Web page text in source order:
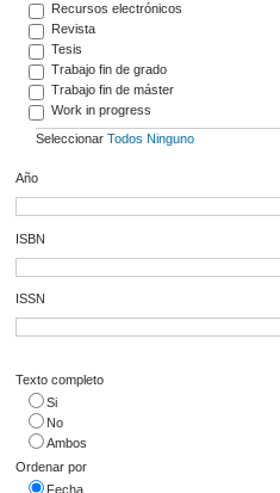
Recursos electrónicos
Revista
Tesis
Trabajo fin de grado
Trabajo fin de máster
Work in progress
Seleccionar Todos Ninguno
Año
ISBN
ISSN
Texto completo
Si
No
Ambos
Ordenar por
Fecha